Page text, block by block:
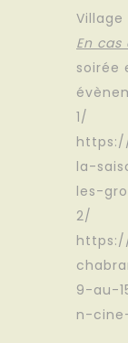
Village
En cas
soirée
1/
la-
les-
2/
9-au-
n-